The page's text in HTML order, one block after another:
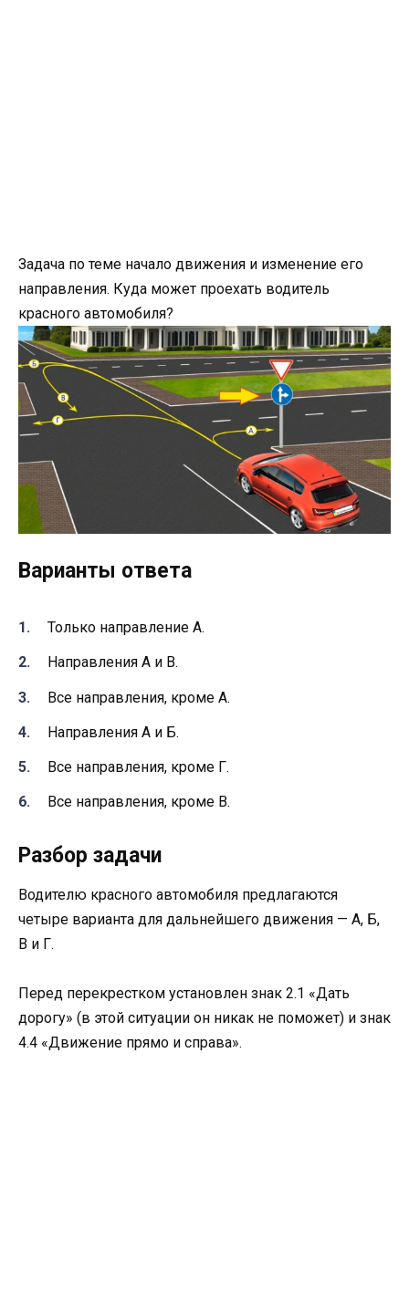
Задача по теме начало движения и изменение его
направления. Куда может проехать водитель
красного автомобиля?
Варианты ответа
Только направление А.
Направления А и В.
Все направления, кроме А.
Направления А и Б.
Все направления, кроме Г.
Все направления, кроме В.
Разбор задачи
Водителю красного автомобиля предлагаются
четыре варианта для дальнейшего движения — А, Б,
В и Г.
Перед перекрестком установлен знак 2.1 «Дать
дорогу» (в этой ситуации он никак не поможет) и знак
4.4 «Движение прямо и справа».